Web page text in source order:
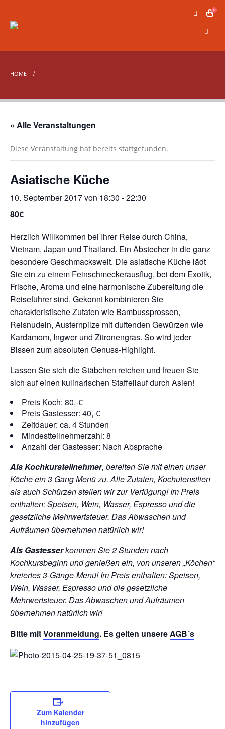
0
HOME
« Alle Veranstaltungen
Diese Veranstaltung hat bereits stattgefunden.
Asiatische Küche
10. September 2017 von 18:30 -22:30
80€
Herzlich Willkommen bei Ihrer Reise durch China,
Vietnam, Japan und Thailand. Ein Abstecher in die ganz
besondere Geschmackswelt. Die asiatische Küche lädt
Sie ein zu einem Feinschmeckerausflug, bei dem Exotik,
Frische, Aroma und eine harmonische Zubereitung die
Reiseführer sind. Gekonnt kombinieren Sie
charakteristische Zutaten wie Bambussprossen,
Reisnudeln, Austernpilze mit duftenden Gewürzen wie
Kardamom, Ingwer und Zitronengras. So wird jeder
Bissen zum absoluten Genuss-Highlight.
Lassen Sie sich die Stäbchen reichen und freuen Sie
sich auf einen kulinarischen Staffellauf durch Asien!
Preis Koch: 80,-€
Preis Gastesser: 40,-€
Zeitdauer: ca. 4 Stunden
Mindestteilnehmerzahl: 8
Anzahl der Gastesser: Nach Absprache
Als Kochkursteilnehmer, bereiten Sie mit einen unser
Köche ein 3 Gang Menü zu. Alle Zutaten, Kochutensilien
als auch Schürzen stellen wir zur Verfügung!Im Preis
enthalten: Speisen, Wein, Wasser, Espresso und die
gesetzliche Mehrwertsteuer. Das Abwaschen und
Aufräumen übernehmen natürlich wir!
Als Gastesserkommen Sie 2 Stunden nach
Kochkursbeginn und genießen ein, von unseren „Köchen“
kreiertes 3-Gänge-Menü!Im Preis enthalten: Speisen,
Wein, Wasser, Espresso und die gesetzliche
Mehrwertsteuer. Das Abwaschen und Aufräumen
übernehmen natürlich wir!
Bitte mitVoranmeldung. Es gelten unsereAGB´s
Zum Kalender
hinzufügen